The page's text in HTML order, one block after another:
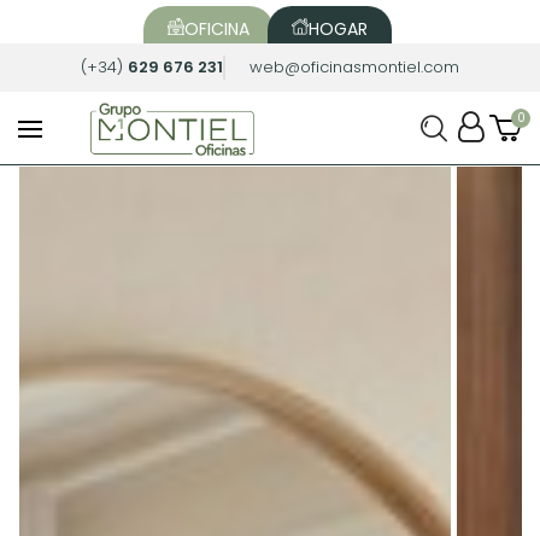
OFICINA HOGAR
(+34) 629 676 231 web@oficinasmontiel.com